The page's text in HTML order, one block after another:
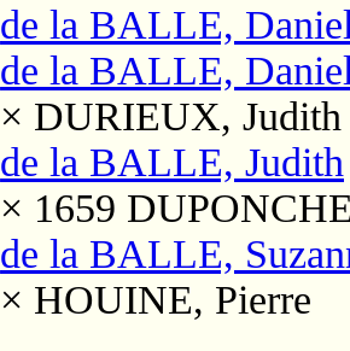
de la BALLE,
de la BALLE,
× DURIEUX, Judith
de la BALLE, Judith
× 1659
de la BALLE,
× HOUINE, Pierre